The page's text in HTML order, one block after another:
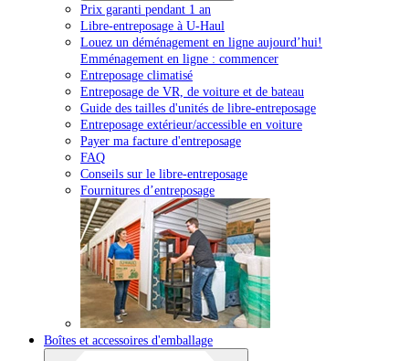
Prix garanti pendant 1 an
Libre-entreposage à U-Haul
Louez un déménagement en ligne aujourd’hui!
Emménagement en ligne : commencer
Entreposage climatisé
Entreposage de VR, de voiture et de bateau
Guide des tailles d'unités de libre-entreposage
Entreposage extérieur/accessible en voiture
Payer ma facture d'entreposage
FAQ
Conseils sur le libre-entreposage
Fournitures d’entreposage
Boîtes et accessoires d'emballage